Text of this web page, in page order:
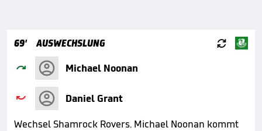
69' AUSWECHSLUNG 
 Michael Noonan

Daniel Grant
Wechsel Shamrock Rovers. Michael Noonan kommt